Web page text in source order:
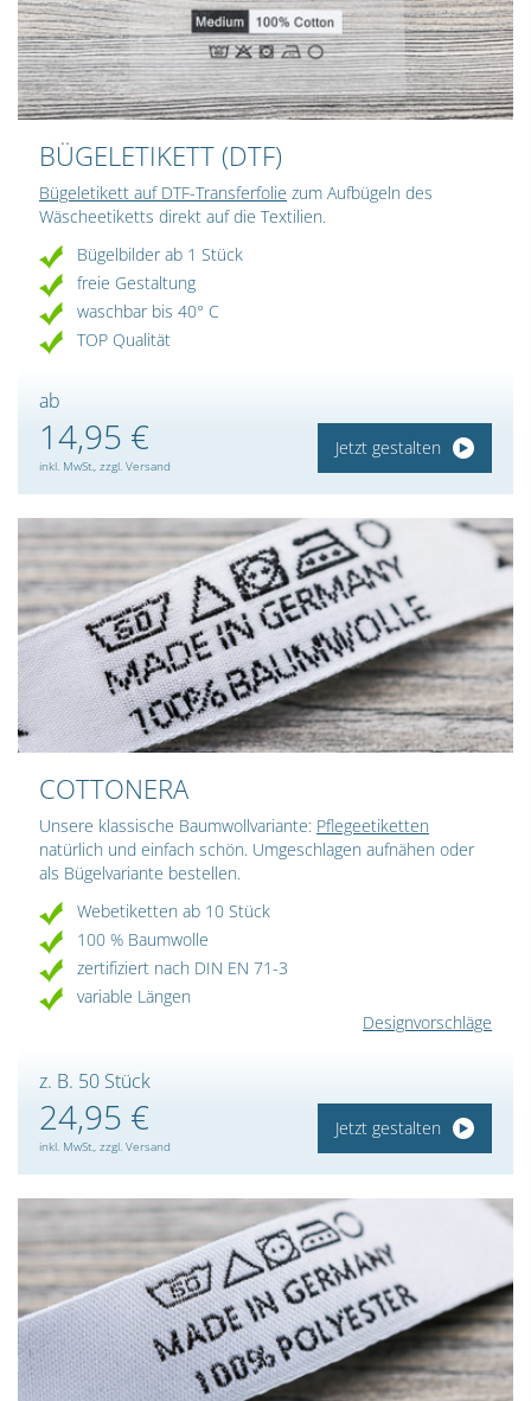
BÜGELETIKETT (DTF)
Bügeletikett auf DTF-Transferfolie zum Aufbügeln des
Wäscheetiketts direkt auf die Textilien.
Bügelbilder ab 1 Stück
freie Gestaltung
waschbar bis 40° C
TOP Qualität
ab
14,95 €
inkl. MwSt., zzgl. Versand
Jetzt gestalten
COTTONERA
Unsere klassische Baumwollvariante: Pflegeetiketten
natürlich und einfach schön. Umgeschlagen aufnähen oder
als Bügelvariante bestellen.
Webetiketten ab 10 Stück
100 % Baumwolle
zertifiziert nach DIN EN 71-3
variable Längen
Designvorschläge
z. B. 50 Stück
24,95 €
inkl. MwSt., zzgl. Versand
Jetzt gestalten